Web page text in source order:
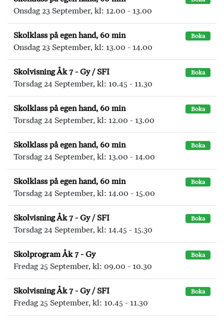
Onsdag 23 September, kl: 12.00 - 13.00
Skolklass på egen hand, 60 min Boka
Onsdag 23 September, kl: 13.00 - 14.00
Skolvisning Åk 7 - Gy / SFI Boka
Torsdag 24 September, kl: 10.45 - 11.30
Skolklass på egen hand, 60 min Boka
Torsdag 24 September, kl: 12.00 - 13.00
Skolklass på egen hand, 60 min Boka
Torsdag 24 September, kl: 13.00 - 14.00
Skolklass på egen hand, 60 min Boka
Torsdag 24 September, kl: 14.00 - 15.00
Skolvisning Åk 7 - Gy / SFI Boka
Torsdag 24 September, kl: 14.45 - 15.30
Skolprogram Åk 7 - Gy Boka
Fredag 25 September, kl: 09.00 - 10.30
Skolvisning Åk 7 - Gy / SFI Boka
Fredag 25 September, kl: 10.45 - 11.30